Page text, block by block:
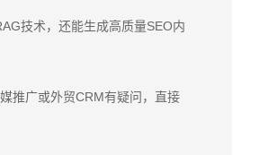
技术，还能生成高质量SEO内
推广或外贸CRM有疑问，直接